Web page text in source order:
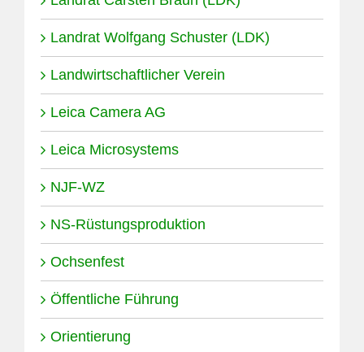
Landrat Wolfgang Schuster (LDK)
Landwirtschaftlicher Verein
Leica Camera AG
Leica Microsystems
NJF-WZ
NS-Rüstungsproduktion
Ochsenfest
Öffentliche Führung
Orientierung